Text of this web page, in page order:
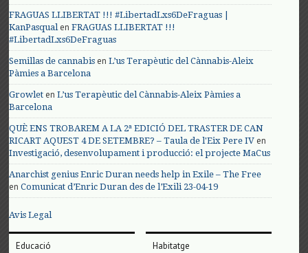
FRAGUAS LLIBERTAT !!! #LibertadLxs6DeFraguas |
KanPasqualenFRAGUAS LLIBERTAT !!!
#LibertadLxs6DeFraguas
Semillas de cannabis enL’us Terapèutic del Cànnabis-Aleix
Pàmies a Barcelona
Growlet enL’us Terapèutic del Cànnabis-Aleix Pàmies a
Barcelona
QUÈ ENS TROBAREM A LA 2ª EDICIÓ DEL TRASTER DE CAN
RICART AQUEST 4 DE SETEMBRE? – Taula de l'Eix Pere IV en
Investigació, desenvolupament i producció: el projecte MaCus
Anarchist genius Enric Duran needs help in Exile – The Free
enComunicat d’Enric Duran des de l’Exili 23-04-19
Avis Legal
Educació Habitatge